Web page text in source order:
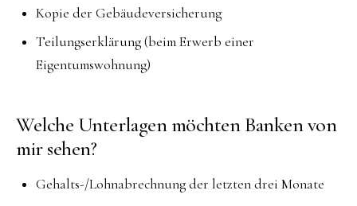
Kopie der Gebäudeversicherung
Teilungserklärung (beim Erwerb einer
Eigentumswohnung)
Welche Unterlagen möchten Banken von
mir sehen?
Gehalts-/Lohnabrechnung der letzten drei Monate